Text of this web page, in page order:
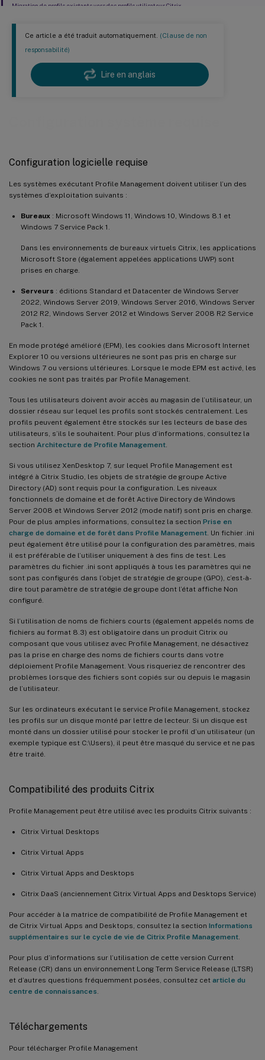
Ce article a été traduit automatiquement. (Clause de non
responsabilité)
Lire en anglais
Configuration logicielle requise
Les systèmes exécutant Profile Management doivent utiliser l’un des
systèmes d’exploitation suivants :
Bureaux : Microsoft Windows 11, Windows 10, Windows 8.1 et
Windows 7 Service Pack 1.
Dans les environnements de bureaux virtuels Citrix, les applications
Microsoft Store (également appelées applications UWP) sont
prises en charge.
Serveurs : éditions Standard et Datacenter de Windows Server
2022, Windows Server 2019, Windows Server 2016, Windows Server
2012 R2, Windows Server 2012 et Windows Server 2008 R2 Service
Pack 1.
En mode protégé amélioré (EPM), les cookies dans Microsoft Internet
Explorer 10 ou versions ultérieures ne sont pas pris en charge sur
Windows 7 ou versions ultérieures. Lorsque le mode EPM est activé, les
cookies ne sont pas traités par Profile Management.
Tous les utilisateurs doivent avoir accès au magasin de l’utilisateur, un
dossier réseau sur lequel les profils sont stockés centralement. Les
profils peuvent également être stockés sur les lecteurs de base des
utilisateurs, s’ils le souhaitent. Pour plus d’informations, consultez la
section Architecture de Profile Management
Si vous utilisez XenDesktop 7, sur lequel Profile Management est
intégré à Citrix Studio, les objets de stratégie de groupe Active
Directory (AD) sont requis pour la configuration. Les niveaux
fonctionnels de domaine et de forêt Active Directory de Windows
Server 2008 et Windows Server 2012 (mode natif) sont pris en charge.
Pour de plus amples informations, consultez la section Prise en
charge de domaine et de forêt dans Profile Management . Un fichier .ini
peut également être utilisé pour la configuration des paramètres, mais
il est préférable de l’utiliser uniquement à des fins de test. Les
paramètres du fichier .ini sont appliqués à tous les paramètres qui ne
sont pas configurés dans l’objet de stratégie de groupe (GPO), c’est-à-
dire tout paramètre de stratégie de groupe dont l’état affiche Non
configuré.
Si l’utilisation de noms de fichiers courts (également appelés noms de
fichiers au format 8.3) est obligatoire dans un produit Citrix ou
composant que vous utilisez avec Profile Management, ne désactivez
pas la prise en charge des noms de fichiers courts dans votre
déploiement Profile Management. Vous risqueriez de rencontrer des
problèmes lorsque des fichiers sont copiés sur ou depuis le magasin
de l’utilisateur.
Sur les ordinateurs exécutant le service Profile Management, stockez
les profils sur un disque monté par lettre de lecteur. Si un disque est
monté dans un dossier utilisé pour stocker le profil d’un utilisateur (un
exemple typique est C:\Users), il peut être masqué du service et ne pas
être traité.
Compatibilité des produits Citrix
Profile Management peut être utilisé avec les produits Citrix suivants :
Citrix Virtual Desktops
Citrix Virtual Apps
Citrix Virtual Apps and Desktops
Citrix DaaS (anciennement Citrix Virtual Apps and Desktops Service)
Pour accéder à la matrice de compatibilité de Profile Management et
de Citrix Virtual Apps and Desktops, consultez la section Informations
supplémentaires sur le cycle de vie de Citrix Profile Management
Pour plus d’informations sur l’utilisation de cette version Current
Release (CR) dans un environnement Long Term Service Release (LTSR)
et d’autres questions fréquemment posées, consultez cet article du
centre de connaissances
Téléchargements
Pour télécharger Profile Management
Migration de profils existants vers des profils utilisateur Citrix